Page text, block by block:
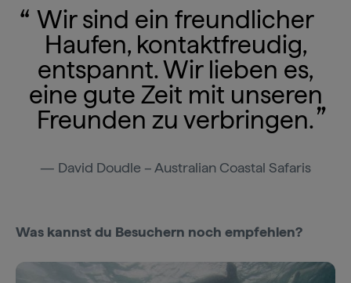
Wir sind ein freundlicher
Haufen, kontaktfreudig,
entspannt. Wir lieben es,
eine gute Zeit mit unseren
Freunden zu verbringen.
David Doudle – Australian Coastal Safaris
Was kannst du Besuchern noch empfehlen?